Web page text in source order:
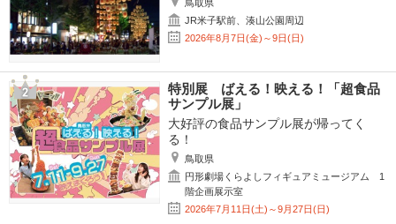
鳥取県
JR米子駅前、湊山公園周辺
2026年8月7日(金)～9日(日)
特別展 ばえる！映える！「超食品
サンプル展」
大好評の食品サンプル展が帰ってく
る！
鳥取県
円形劇場くらよしフィギュアミュージアム 1
階企画展示室
2026年7月11日(土)～9月27日(日)